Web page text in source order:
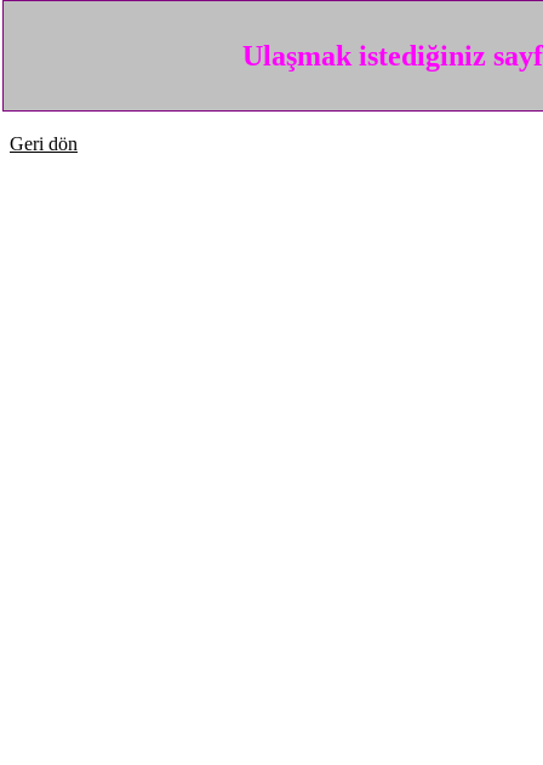
Ulaşmak istediğiniz
Geri dön